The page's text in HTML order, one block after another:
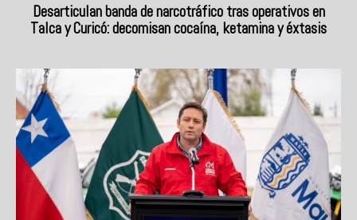
Desarticulan banda de narcotráfico tras operativos en
Talca y Curicó: decomisan cocaína, ketamina y éxtasis